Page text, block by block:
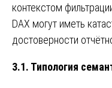
контекстом
DAX могут иметь
достоверности
3.1. Типология